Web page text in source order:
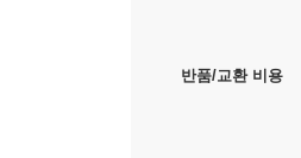
반품/교환 비용